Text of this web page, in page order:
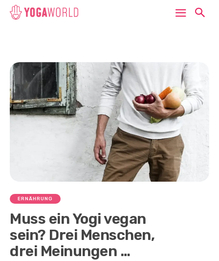
ERNÄHRUNG
Muss ein Yogi vegan
sein? Drei Menschen,
drei Meinungen …